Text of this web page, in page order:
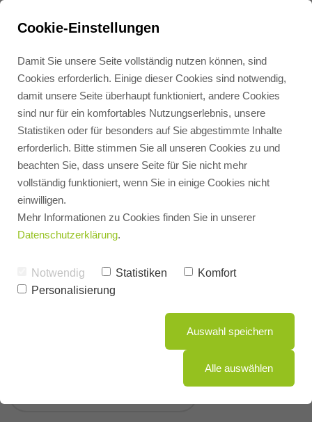
Übergabeprotokoll
Zählereinbau
Zähler ID
Zählertyp
Zählerstand NEU
Cookie-Einstellungen
Damit Sie unsere Seite vollständig nutzen können, sind
Cookies erforderlich. Einige dieser Cookies sind notwendig,
damit unsere Seite überhaupt funktioniert, andere Cookies
sind nur für ein komfortables Nutzungserlebnis, unsere
Statistiken oder für besonders auf Sie abgestimmte Inhalte
erforderlich. Bitte stimmen Sie all unseren Cookies zu und
beachten Sie, dass unsere Seite für Sie nicht mehr
vollständig funktioniert, wenn Sie in einige Cookies nicht
einwilligen.
Mehr Informationen zu Cookies finden Sie in unserer
Datenschutzerklärung.
Notwendig Statistiken
Komfort
Personalisierung
Auswahl speichern
Alle auswählen